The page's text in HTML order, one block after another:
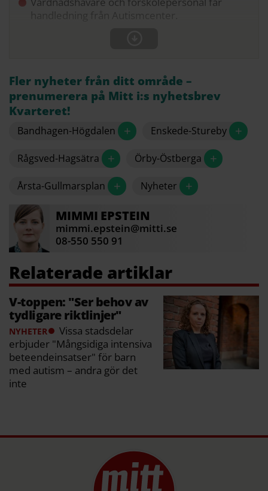
handledning från Autismcenter.
Fler nyheter från ditt område –
prenumerera på Mitt i:s nyhetsbrev
Kvarteret!
Bandhagen-Högdalen + Enskede-Stureby +
Rågsved-Hagsätra + Örby-Östberga +
Årsta-Gullmarsplan + Nyheter +
MIMMI EPSTEIN
mimmi.epstein@mitti.se
08-550 550 91
V-toppen: "Ser behov av
tydligare riktlinjer"
NYHETER
Vissa stadsdelar
erbjuder "Mångsidiga intensiva
beteendeinsatser" för barn
med autism – andra gör det
inte